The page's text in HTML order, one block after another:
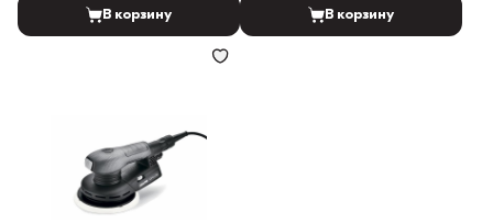
В корзину В корзину